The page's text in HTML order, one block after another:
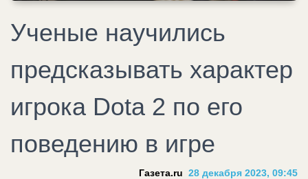
Ученые научились
предсказывать характер
игрока Dota 2 по его
поведению в игре
Газета.ru 28 декабря 2023, 09:45